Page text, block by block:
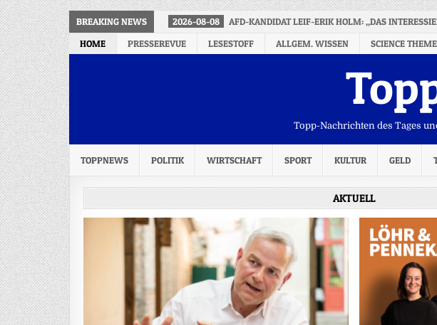
BREAKING NEWS 2026-08-08 AFD-KANDIDAT LEIF-ERIK HOLM: „DAS
HOME
PRESSEREVUE LESESTOFF ALLGEM. WISSEN SCIENCE
Topp-Nachrichten des Tages
TOPPNEWS POLITIK WIRTSCHAFT SPORT KULTUR GELD
AKTUELL